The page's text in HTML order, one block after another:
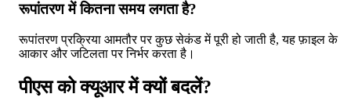
रूपांतरण में कितना समय लगता है?
रूपांतरण प्रक्रिया आमतौर पर कुछ सेकंड में पूरी हो जाती है, यह फ़ाइल के
आकार और जटिलता पर निर्भर करता है।
पीएस को क्यूआर में क्यों बदलें?